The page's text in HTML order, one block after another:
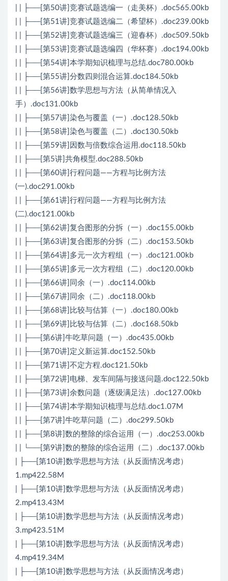
| | ├──[第50讲]竞赛试题选编一（走美杯）.doc565.00kb
| | ├──[第51讲]竞赛试题选编二（希望杯）.doc239.00kb
| | ├──[第52讲]竞赛试题选编三（迎春杯）.doc509.50kb
| | ├──[第53讲]竞赛试题选编四（华杯赛）.doc194.00kb
| | ├──[第54讲]本学期知识梳理与总结.doc780.00kb
| | ├──[第55讲]分数四则混合运算.doc184.50kb
| | ├──[第56讲]数学思想与方法（从简单情况入
手）.doc131.00kb
| | ├──[第57讲]染色与覆盖（一）.doc128.50kb
| | ├──[第58讲]染色与覆盖（二）.doc130.50kb
| | ├──[第59讲]因数与倍数综合运用.doc118.50kb
| | ├──[第5讲]共角模型.doc288.50kb
| | ├──[第60讲]行程问题——方程与比例方法
(一).doc291.00kb
| | ├──[第61讲]行程问题——方程与比例方法
(二).doc121.00kb
| | ├──[第62讲]复合图形的分拆（一）.doc155.00kb
| | ├──[第63讲]复合图形的分拆（二）.doc153.50kb
| | ├──[第64讲]多元一次方程组（一）.doc121.00kb
| | ├──[第65讲]多元一次方程组（二）.doc120.00kb
| | ├──[第66讲]同余（一）.doc114.00kb
| | ├──[第67讲]同余（二）.doc118.00kb
| | ├──[第68讲]比较与估算（一）.doc180.00kb
| | ├──[第69讲]比较与估算（二）.doc168.50kb
| | ├──[第6讲]牛吃草问题（一）.doc435.00kb
| | ├──[第70讲]定义新运算.doc152.50kb
| | ├──[第71讲]不定方程.doc121.50kb
| | ├──[第72讲]电梯、发车间隔与接送问题.doc122.50kb
| | ├──[第73讲]余数问题（逐级满足法）.doc127.00kb
| | ├──[第74讲]本学期知识梳理与总结.doc1.07M
| | ├──[第7讲]牛吃草问题（二）.doc299.50kb
| | ├──[第8讲]数的整除的综合运用（一）.doc253.00kb
| | └──[第9讲]数的整除的综合运用（二）.doc137.00kb
| ├──[第10讲]数学思想与方法（从反面情况考虑）
1.mp422.58M
| ├──[第10讲]数学思想与方法（从反面情况考虑）
2.mp413.43M
| ├──[第10讲]数学思想与方法（从反面情况考虑）
3.mp423.51M
| ├──[第10讲]数学思想与方法（从反面情况考虑）
4.mp419.34M
| ├──[第10讲]数学思想与方法（从反面情况考虑）